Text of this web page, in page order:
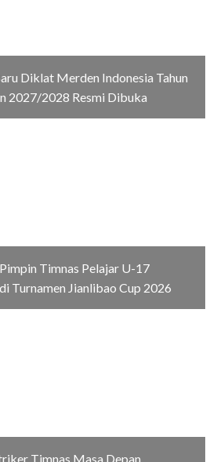
Diklat Merden Indonesia Tahun
2027/2028 Resmi Dibuka
Timnas Pelajar U-17
Turnamen Jianlibao Cup 2026
Timnas Masa Depan